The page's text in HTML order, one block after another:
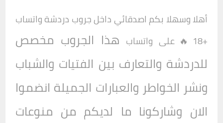
أهلا وسهلا بكم اصدقائي داخلجروب دردشة واتساب
+18🔥
على واتساب هذا الجروب مخصص
للدردشة والتعارف بين الفتيات والشباب
ونشر الخواطر والعبارات الجميلة انضموا
الان وشاركونا ما لديكم من منوعات